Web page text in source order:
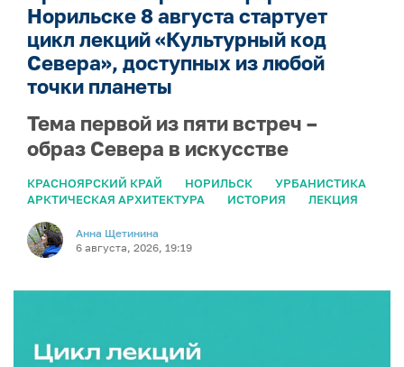
Норильске 8 августа стартует
цикл лекций «Культурный код
Севера», доступных из любой
точки планеты
Тема первой из пяти встреч –
образ Севера в искусстве
КРАСНОЯРСКИЙ КРАЙ НОРИЛЬСК
УРБАНИСТИКА
АРКТИЧЕСКАЯ АРХИТЕКТУРА
ИСТОРИЯ ЛЕКЦИЯ
Анна Щетинина
6 августа, 2026, 19:19